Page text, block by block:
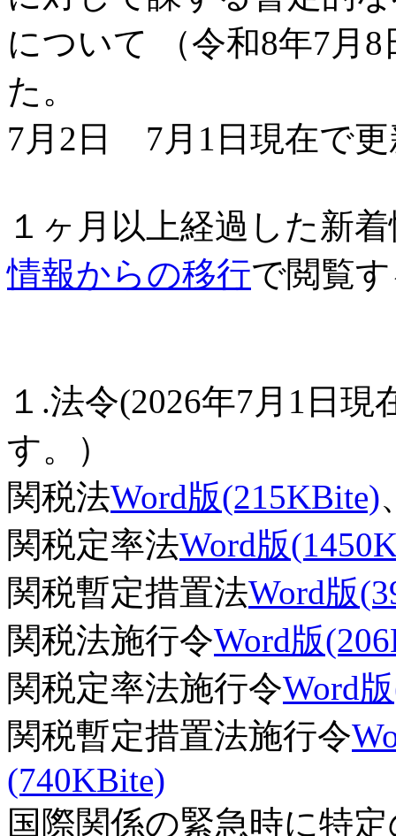
について （令和8年7月
た。
7月2日 7月1日現在で
１ヶ月以上経過した新
情報からの移行で閲覧
１.法令(2026年7月1日
す。）
関税法Word版(215KBite)
関税定率法Word版
関税暫定措置法Word版
関税法施行令Word版
関税定率法施行令Word
関税暫定措置法施行令
(740KBite)
国際関係の緊急時に特